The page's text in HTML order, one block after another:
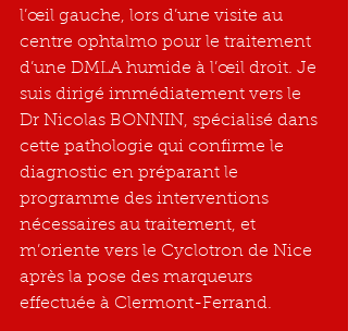
l’œil gauche, lors d’une visite au
centre ophtalmo pour le traitement
d’une DMLA humide à l’œil droit. Je
suis dirigé immédiatement vers le
Dr Nicolas BONNIN, spécialisé dans
cette pathologie qui confirme le
diagnostic en préparant le
programme des interventions
nécessaires au traitement, et
m’oriente vers le Cyclotron de Nice
après la pose des marqueurs
effectuée à Clermont-Ferrand.